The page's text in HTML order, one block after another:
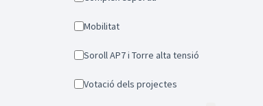
Mobilitat
Soroll AP7 i Torre alta tensió
Votació dels projectes